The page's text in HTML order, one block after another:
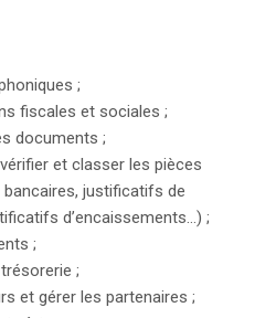
;
fiscales et sociales ;
documents ;
et classer les pièces
justificatifs de
d’encaissements…) ;
;
;
et gérer les partenaires ;